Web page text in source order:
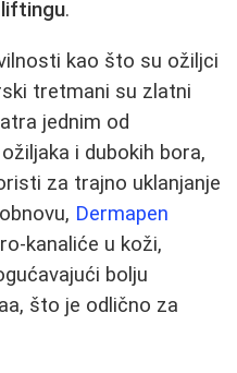
.
kao što su ožiljci
tretmani su zlatni
jednim od
i dubokih bora,
za trajno uklanjanje
Dermapen
kanaliće u koži,
bolju
što je odlično za